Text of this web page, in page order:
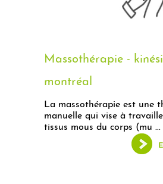
Massothérapie -
montréal
La massothérapie est une
manuelle qui vise à
tissus mous du corps (mu ...